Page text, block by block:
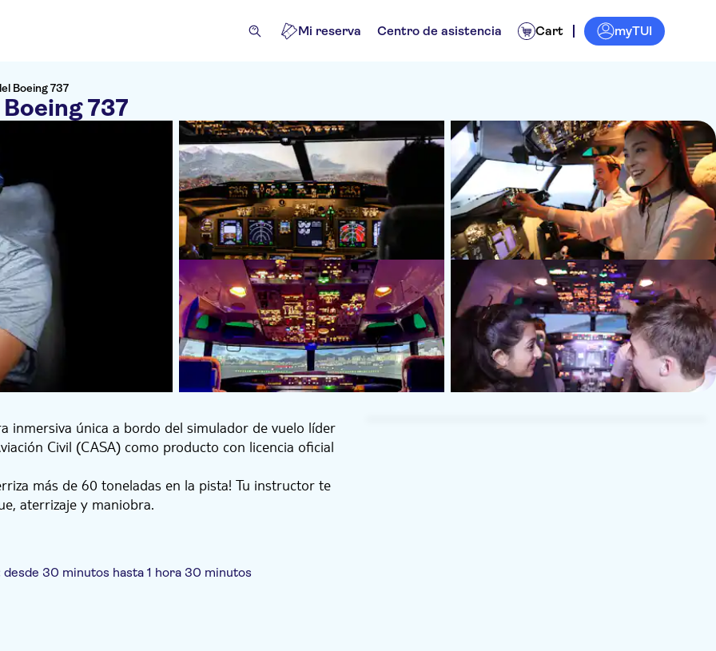
Mi reserva Centro de asistencia Cart myTUI
Boeing 737
737
inmersiva única a bordo del simulador de vuelo líder
Civil (CASA) como producto con licencia oficial
más de 60 toneladas en la pista! Tu instructor te
aterrizaje y maniobra.
imágenes en alta definición. Sea
lugares conocidos, ¡pero solo si puedes
desde 30 minutos hasta 1 hora 30 minutos